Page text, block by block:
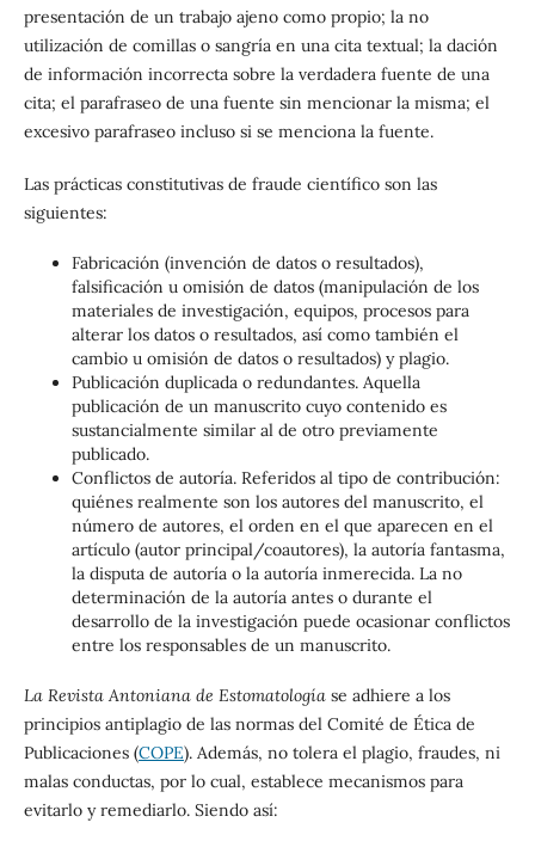
presentación de un trabajo ajeno como propio; la no
utilización de comillas o sangría en una cita textual; la dación
de información incorrecta sobre la verdadera fuente de una
cita; el parafraseo de una fuente sin mencionar la misma; el
excesivo parafraseo incluso si se menciona la fuente.
Las prácticas constitutivas de fraude científico son las
siguientes:
Fabricación (invención de datos o resultados),
falsificación u omisión de datos (manipulación de los
materiales de investigación, equipos, procesos para
alterar los datos o resultados, así como también el
cambio u omisión de datos o resultados) y plagio.
Publicación duplicada o redundantes. Aquella
publicación de un manuscrito cuyo contenido es
sustancialmente similar al de otro previamente
publicado.
Conflictos de autoría. Referidos al tipo de contribución:
quiénes realmente son los autores del manuscrito, el
número de autores, el orden en el que aparecen en el
artículo (autor principal/coautores), la autoría fantasma,
la disputa de autoría o la autoría inmerecida. La no
determinación de la autoría antes o durante el
desarrollo de la investigación puede ocasionar conflictos
entre los responsables de un manuscrito.
La Revista Antoniana de Estomatología se adhiere a los
principios antiplagio de las normas del Comité de Ética de
Publicaciones (COPE). Además, no tolera el plagio, fraudes, ni
malas conductas, por lo cual, establece mecanismos para
evitarlo y remediarlo. Siendo así: